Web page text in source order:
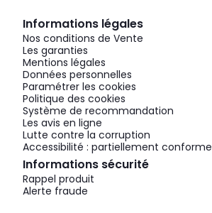
Informations légales
Nos conditions de Vente
Les garanties
Mentions légales
Données personnelles
Paramétrer les cookies
Politique des cookies
Système de recommandation
Les avis en ligne
Lutte contre la corruption
Accessibilité : partiellement conforme
Informations sécurité
Rappel produit
Alerte fraude